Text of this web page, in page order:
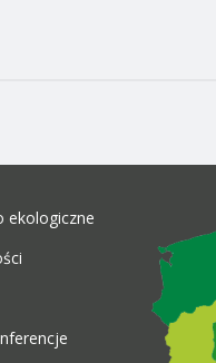
ekologiczne